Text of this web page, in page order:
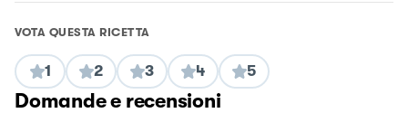
VOTA QUESTA RICETTA
1 2 3 4 5
Domande e recensioni